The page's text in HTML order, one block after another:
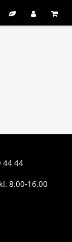
44 44
8.00-16.00